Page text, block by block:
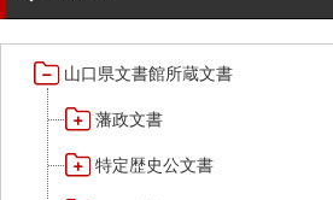
山口県文書館所蔵文書
藩政文書
特定歴史公文書